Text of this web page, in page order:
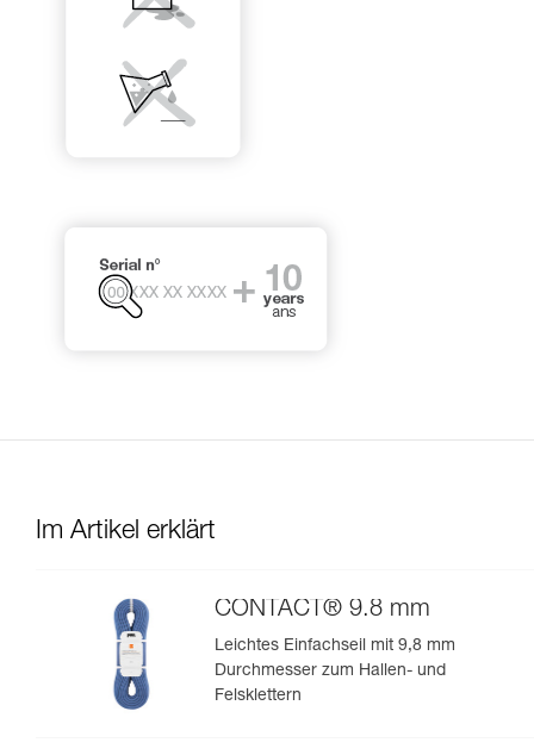
Im Artikel erklärt
CONTACT® 9.8 mm
Leichtes Einfachseil mit 9,8 mm
Durchmesser zum Hallen- und
Felsklettern